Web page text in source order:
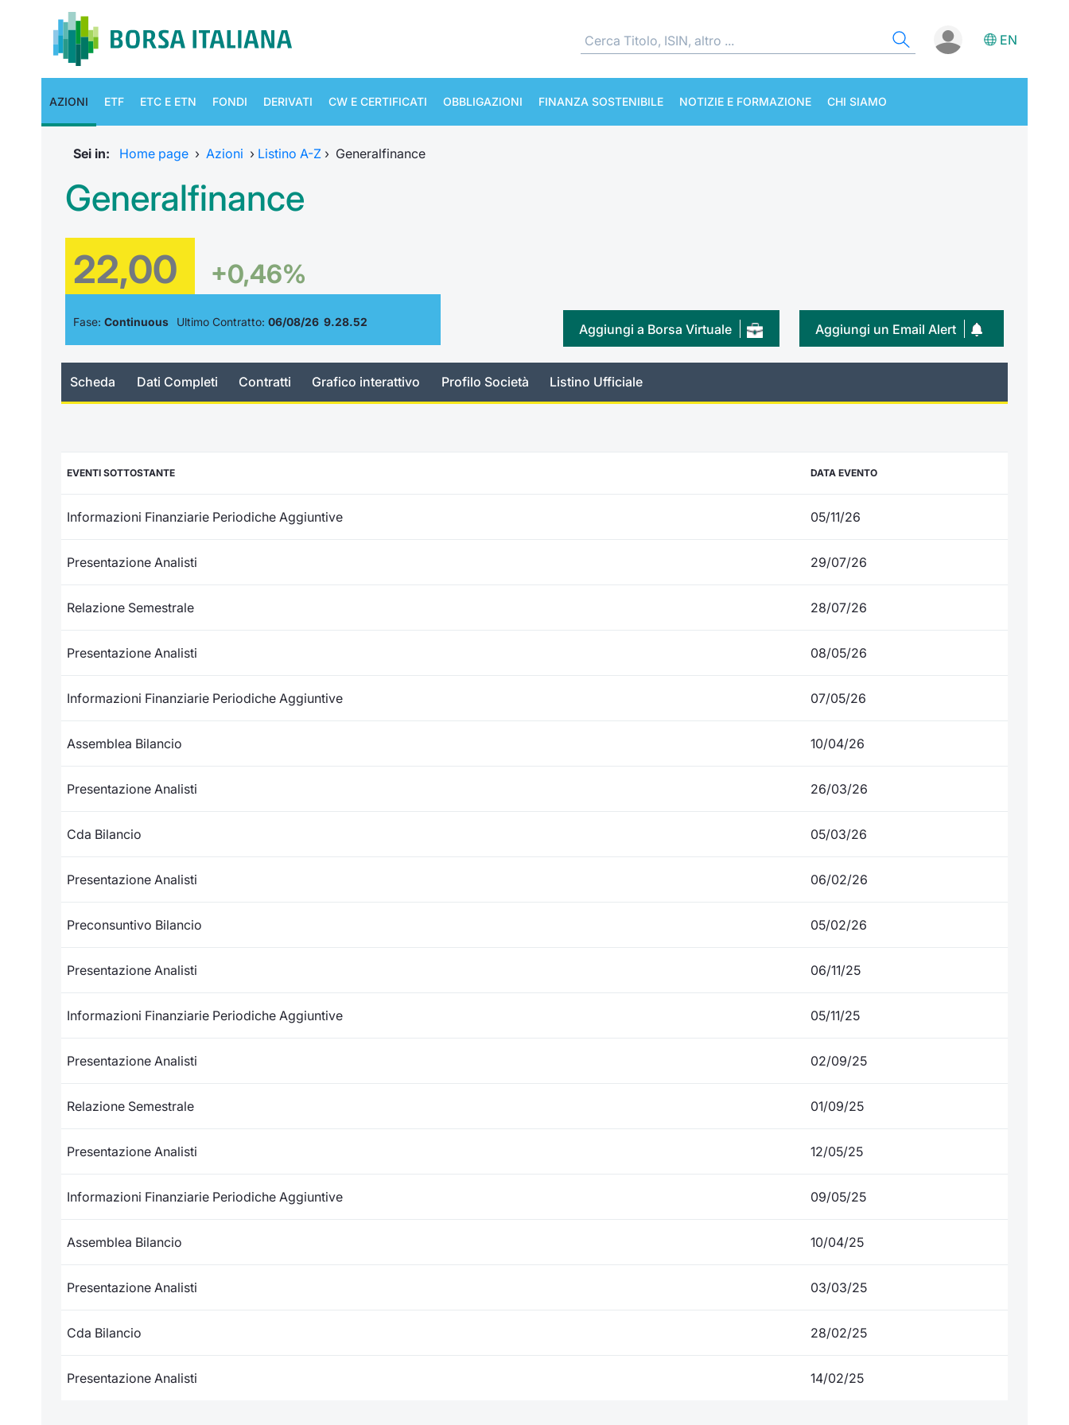
EN
AZIONI ETF ETC E ETN FONDI DERIVATI CW E CERTIFICATI OBBLIGAZIONI FINANZA SOSTENIBILE NOTIZIE E FORMAZIONE CHI SIAMO
Sei in: Home page › Azioni › Listino A-Z › Generalfinance
Generalfinance
22,00 +0,46%
Fase: Continuous Ultimo Contratto: 06/08/26 9.28.52 Aggiungi un Email Alert
Aggiungi a Borsa Virtuale
Scheda Dati Completi Contratti Grafico interattivo Profilo Società Listino Ufficiale
EVENTI SOTTOSTANTE DATA EVENTO
Informazioni Finanziarie Periodiche Aggiuntive 05/11/26
Presentazione Analisti 29/07/26
Relazione Semestrale 28/07/26
Presentazione Analisti 08/05/26
Informazioni Finanziarie Periodiche Aggiuntive 07/05/26
Assemblea Bilancio 10/04/26
Presentazione Analisti 26/03/26
Cda Bilancio 05/03/26
Presentazione Analisti 06/02/26
Preconsuntivo Bilancio 05/02/26
Presentazione Analisti 06/11/25
Informazioni Finanziarie Periodiche Aggiuntive 05/11/25
Presentazione Analisti 02/09/25
Relazione Semestrale 01/09/25
Presentazione Analisti 12/05/25
Informazioni Finanziarie Periodiche Aggiuntive 09/05/25
Assemblea Bilancio 10/04/25
Presentazione Analisti 03/03/25
Cda Bilancio 28/02/25
Presentazione Analisti 14/02/25